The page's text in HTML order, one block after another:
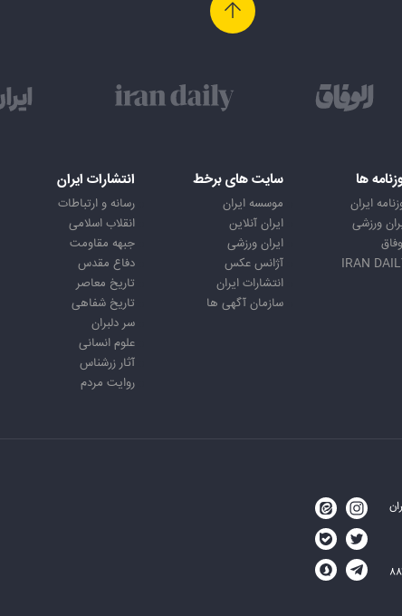
ها
ایران
ورزشی
IRAN
سایت های برخط
موسسه ایران
ایران آنلاین
ایران ورزشی
آژانس عکس
انتشارات ایران
سازمان آگهی ها
انتشارات ایران
رسانه و ارتباطات
انقلاب اسلامی
جبهه مقاومت
دفاع مقدس
تاریخ معاصر
تاریخ شفاهی
سر دلبران
علوم انسانی
آثار زرشناس
روایت مردم